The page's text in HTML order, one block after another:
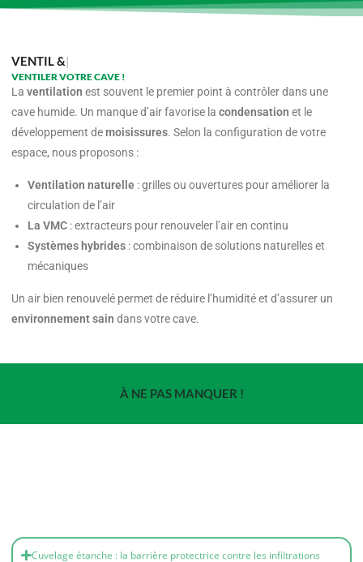
VENTIL & MOI
VENTILER VOTRE CAVE !
La ventilation est souvent le premier point à contrôler dans une
cave humide. Un manque d’air favorise la condensation et le
développement demoisissures. Selon la configuration de votre
espace, nous proposons :
Ventilation naturelle : grilles ou ouvertures pour améliorer la
circulation de l’air
La VMC : extracteurs pour renouveler l’air en continu
Systèmes hybrides : combinaison de solutions naturelles et
mécaniques
Un air bien renouvelé permet de réduire l’humidité et d’assurer un
environnement sain dans votre cave.
À NE PAS MANQUER !